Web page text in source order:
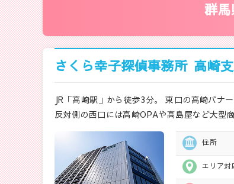
群
さくら幸子探偵事務所 高崎
JR「高崎駅」から徒歩3分。 東口の高崎バナ
反対側の西口には高崎OPAや高島屋など大
住所
エリア対